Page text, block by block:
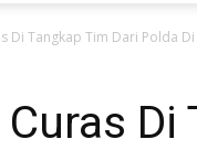
Di Tangkap Tim Dari Polda
Di